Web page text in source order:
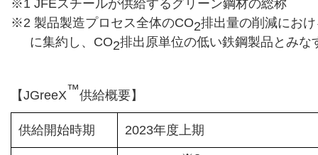
※1 JFEスチールが供給するグリーン鋼材の総称
※2 製品製造プロセス全体のCO2排出量の削減にお
に集約し、CO2排出原単位の低い鉄鋼製品とみな
【JGreeX™供給概要】
供給開始時期 2023年度上期